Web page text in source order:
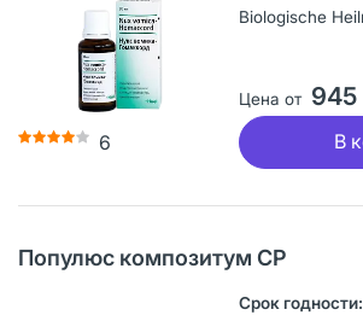
6
Цена от 945
В
Популюс композитум CР